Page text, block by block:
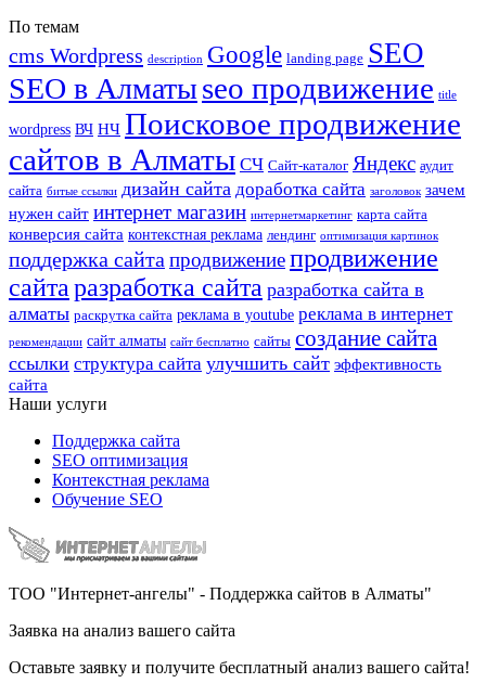
По темам
cms Wordpress description Google landing page SEO
SEO в Алматыseo продвижение title
wordpress ВЧ НЧ Поисковое продвижение
сайтов в Алматы СЧ Сайт-каталог Яндекс аудит
сайта битые ссылки дизайн сайта доработка сайта заголовок зачем
нужен сайт интернет магазин интернетмаркетинг карта сайта
конверсия сайта контекстная реклама лендинг оптимизация картинок
поддержка сайта продвижениепродвижение
сайта разработка сайта разработка сайта в
алматы раскрутка сайта реклама в youtube реклама в интернет
рекомендации сайт алматы сайт бесплатно сайты создание сайта
ссылки структура сайта улучшить сайт эффективность
сайта
Наши услуги
Поддержка сайта
SEO оптимизация
Контекстная реклама
Обучение SEO
ТОО "Интернет-ангелы" - Поддержка сайтов в Алматы"
Заявка на анализ вашего сайта
Оставьте заявку и получите бесплатный анализ вашего сайта!